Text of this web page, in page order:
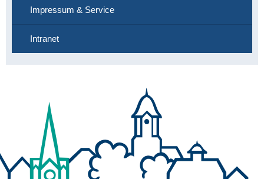
Impressum & Service
Intranet